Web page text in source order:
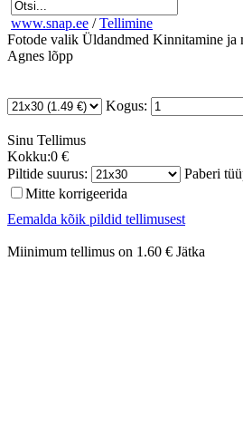
www.snap.ee / Tellimine
Fotode valik Üldandmed Kinnitamine ja
Agnes lõpp
Kogus:
Sinu Tellimus
Kokku:0 €
Piltide suurus:
Paberi
Mitte korrigeerida
Eemalda kõik pildid tellimusest
Miinimum tellimus on 1.60 € Jätka